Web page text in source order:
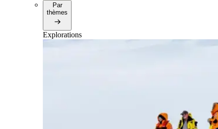
Par
thèmes
Explorations